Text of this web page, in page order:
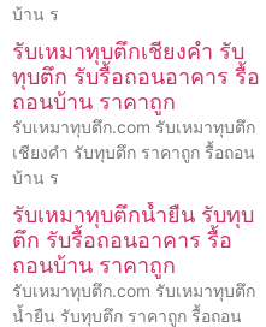
บ้าน ร
รับเหมาทุบตึกเชียงคำ รับ
ทุบตึก รับรื้อถอนอาคาร รื้อ
ถอนบ้าน ราคาถูก
รับเหมาทุบตึก.com รับเหมาทุบตึก
เชียงคำ รับทุบตึก ราคาถูก รื้อถอน
บ้าน ร
รับเหมาทุบตึกน้ำยืน รับทุบ
ตึก รับรื้อถอนอาคาร รื้อ
ถอนบ้าน ราคาถูก
รับเหมาทุบตึก.com รับเหมาทุบตึก
น้ำยืน รับทุบตึก ราคาถูก รื้อถอน